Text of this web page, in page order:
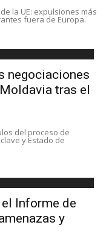
la UE: expulsiones más
fuera de Europa.
negociaciones
tras el
del proceso de
y Estado de
Informe de
y